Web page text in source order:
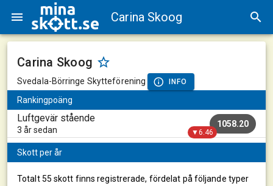
Carina Skoog
Carina Skoog
Svedala-Börringe Skytteförening INFO
Rankingpoäng
Luftgevär stående
3 år sedan
1058.20
▼6.46
Skott per år
Totalt 55 skott finns registrerade, fördelat på följande typer